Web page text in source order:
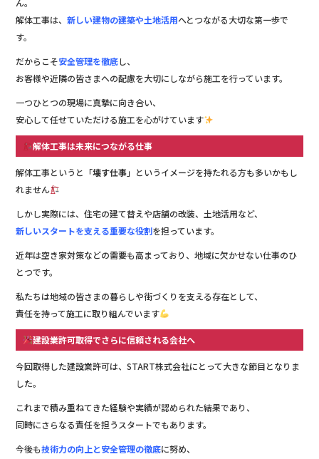
ん。
解体工事は、新しい建物の建築や土地活用へとつながる大切な第一歩で
す。
だからこそ安全管理を徹底し、
お客様や近隣の皆さまへの配慮を大切にしながら施工を行っています。
一つひとつの現場に真摯に向き合い、
安心して任せていただける施工を心がけています
解体工事は未来につながる仕事
解体工事というと「壊す仕事」というイメージを持たれる方も多いかもし
れません
しかし実際には、住宅の建て替えや店舗の改装、土地活用など、
新しいスタートを支える重要な役割を担っています。
近年は空き家対策などの需要も高まっており、地域に欠かせない仕事のひ
とつです。
私たちは地域の皆さまの暮らしや街づくりを支える存在として、
責任を持って施工に取り組んでいます
建設業許可取得でさらに信頼される会社へ
今回取得した建設業許可は、START株式会社にとって大きな節目となりま
した。
これまで積み重ねてきた経験や実績が認められた結果であり、
同時にさらなる責任を担うスタートでもあります。
今後も技術力の向上と安全管理の徹底に努め、